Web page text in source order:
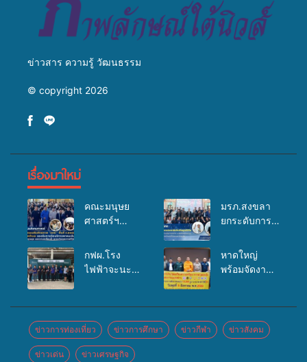
ข่าวสาร ความรู้ วัฒนธรรม
© copyright 2026
เรื่องมาใหม่
คณะมนุษย
ศาสตร์ฯ
จัดอบรมเสริม
ศักยภาพ
กองทุน
สุขภาพตำบล
รองรับการจัด
บริการพาหนะ
มรภ.สงขลา
ยกระดับการ
ในยุคดิจิทัล
เปิดเวทีเสริม
สื่อสารองค์กร
ระดมสมอง
วางแนวทาง
กฟผ.โรง
ไฟฟ้าจะนะ
พยาบาลศิคริ
นทร์ หาดใหญ่
จัดกิจกรรม
หาดใหญ่
พร้อมจัดงาน
นานาชาติ
เพื่อแม่…เพื่อ
ข่าวการท่องเที่ยว ข่าวการศึกษา ข่าวกีฬา ข่าวสังคม
ข่าวเด่น ข่าวเศรษฐกิจ